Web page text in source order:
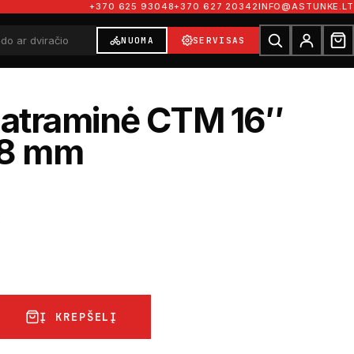
+370 625 93048+370 627 20342INFO@ASTUNKE.LT
NUOMA SERVISAS
CTM 16″
mm
Į KREPŠELĮ